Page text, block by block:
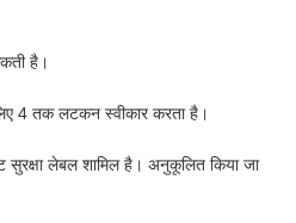
है।
4 तक लटकन स्वीकार करता है।
सुरक्षा लेबल शामिल है। अनुकूलित किया जा